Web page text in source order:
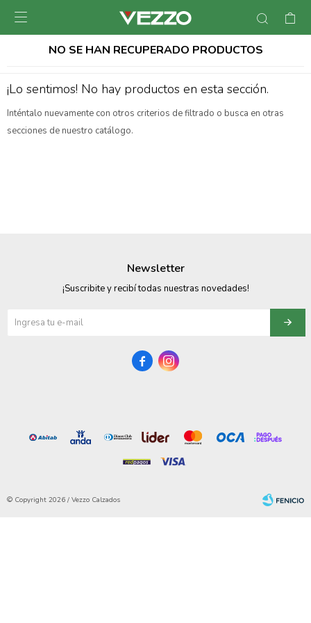

NO SE HAN RECUPERADO PRODUCTOS
¡Lo sentimos! No hay productos en esta sección.
Inténtalo nuevamente con otros criterios de filtrado o busca en otras
secciones de nuestro catálogo.
Newsletter
¡Suscribite y recibí todas nuestras novedades!
 
© Copyright 2026 / Vezzo Calzados